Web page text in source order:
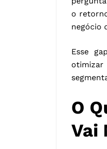
o
negócio
Esse
otimizar
O
Vai